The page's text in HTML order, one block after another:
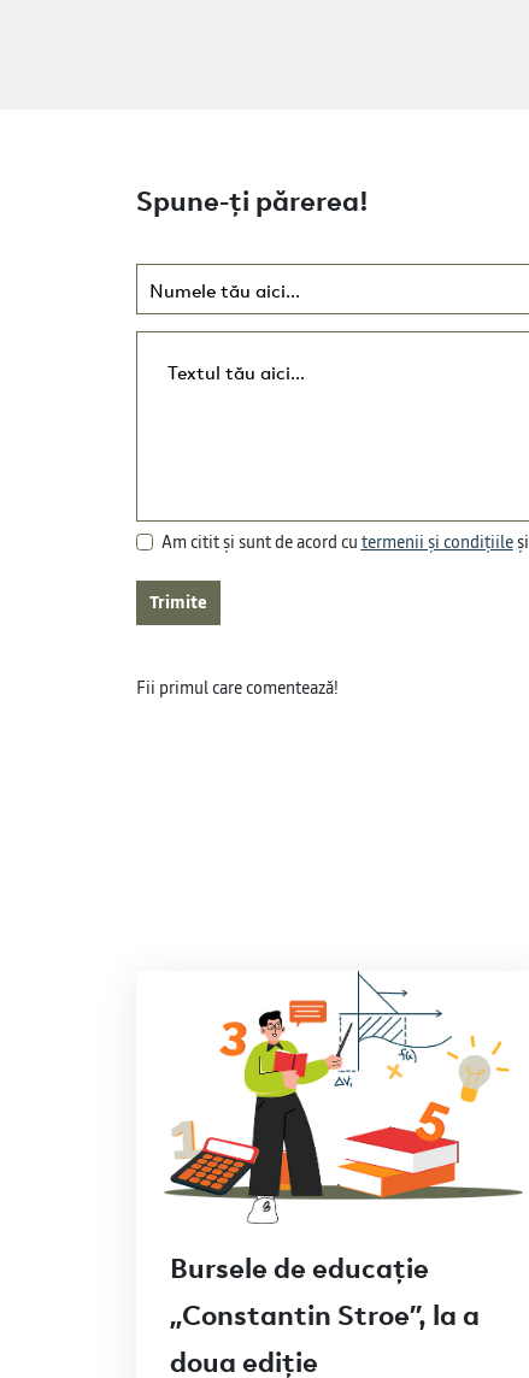
Spune-ți părerea!
Am citit și sunt de acord cu termenii și condițiileși
Trimite
Fii primul care comentează!
Bursele de educație
„Constantin Stroe”, la a
doua ediție